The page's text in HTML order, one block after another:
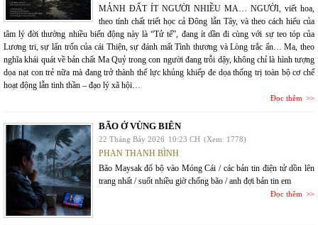
MẢNH ĐẤT ÍT NGƯỜI NHIỀU MA… NGƯỜI, viết hoa,
theo tính chất triết học cả Đông lẫn Tây, và theo cách hiểu của
tâm lý đời thường nhiều biến động này là “Tử tế”, đang ít dần đi cùng với sự teo tóp của
Lương tri, sự lẩn trốn của cái Thiện, sự đánh mất Tình thương và Lòng trắc ẩn… Ma, theo
nghĩa khái quát về bản chất Ma Quỷ trong con người đang trỗi dậy, không chỉ là hình tượng
dọa nạt con trẻ nữa mà đang trở thành thế lực khủng khiếp đe dọa thống trị toàn bộ cơ chế
hoạt động lẫn tinh thần – đạo lý xã hội…
Đọc thêm
BÃO Ở VÙNG BIÊN
22 Tháng Bảy 2026 10:23 CH (Xem: 1778)
PHAN THANH BÌNH
Bão Maysak đổ bộ vào Móng Cái / các bản tin điện tử dồn lên
trang nhất / suốt nhiều giờ chống bão / anh đợi bản tin em
Đọc thêm